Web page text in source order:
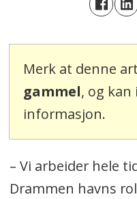
Merk at denne
gammel, og
informasjon.
– Vi arbeider hele
Drammen havns